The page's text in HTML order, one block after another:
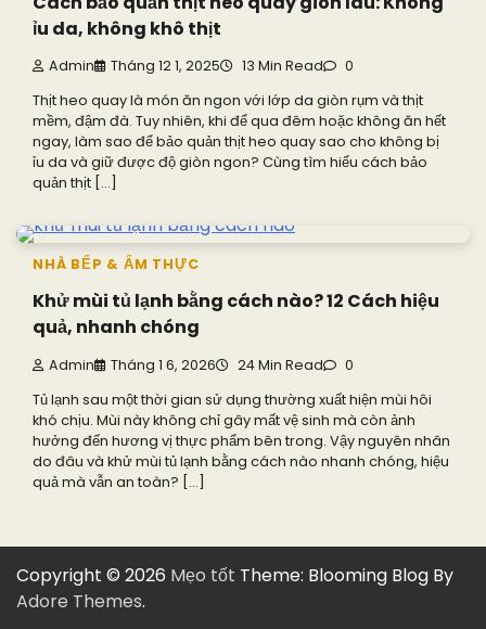
ỉu da, không khô thịt
Admin Tháng 12 1, 2025 13 Min Read 0
Thịt heo quay là món ăn ngon với lớp da giòn rụm và thịt
mềm, đậm đà. Tuy nhiên, khi để qua đêm hoặc không ăn hết
ngay, làm sao để bảo quản thịt heo quay sao cho không bị
ỉu da và giữ được độ giòn ngon? Cùng tìm hiểu cách bảo
quản thịt […]
NHÀ BẾP & ẨM THỰC
Khử mùi tủ lạnh bằng cách nào? 12 Cách hiệu
quả, nhanh chóng
Admin Tháng 1 6, 2026 24 Min Read 0
Tủ lạnh sau một thời gian sử dụng thường xuất hiện mùi hôi
khó chịu. Mùi này không chỉ gây mất vệ sinh mà còn ảnh
hưởng đến hương vị thực phẩm bên trong. Vậy nguyên nhân
do đâu và khử mùi tủ lạnh bằng cách nào nhanh chóng, hiệu
quả mà vẫn an toàn? […]
Copyright © 2026 Mẹo tốt Theme: Blooming Blog By
Adore Themes.